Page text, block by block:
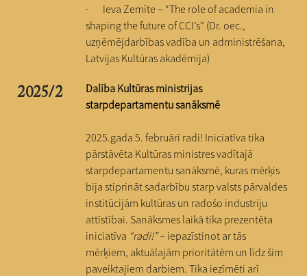
· Ieva Zemīte – “The role of academia in
shaping the future of CCI’s” (Dr. oec.,
uzņēmējdarbības vadība un administrēšana,
Latvijas Kultūras akadēmija)
2025/2
Dalība Kultūras ministrijas
starpdepartamentu sanāksmē
2025.gada 5. februārī radi! Iniciatīva tika
pārstāvēta Kultūras ministres vadītajā
starpdepartamentu sanāksmē, kuras mērķis
bija stiprināt sadarbību starp valsts pārvaldes
institūcijām kultūras un radošo industriju
attīstībai. Sanāksmes laikā tika prezentēta
iniciatīva “radi!”– iepazīstinot ar tās
mērķiem, aktuālajām prioritātēm un līdz šim
paveiktajiem darbiem. Tika iezīmēti arī